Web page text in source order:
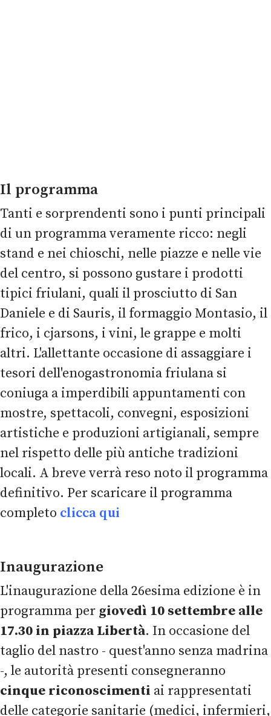
Il programma
Tanti e sorprendenti sono i punti principali
di un programma veramente ricco: negli
stand e nei chioschi, nelle piazze e nelle vie
del centro, si possono gustare i prodotti
tipici friulani, quali il prosciutto di San
Daniele e di Sauris, il formaggio Montasio, il
frico, i cjarsons, i vini, le grappe e molti
altri. L'allettante occasione di assaggiare i
tesori dell'enogastronomia friulana si
coniuga a imperdibili appuntamenti con
mostre, spettacoli, convegni, esposizioni
artistiche e produzioni artigianali, sempre
nel rispetto delle più antiche tradizioni
locali. A breve verrà reso noto il programma
definitivo. Per scaricare il programma
completo clicca qui
Inaugurazione
L'inaugurazione della 26esima edizione è in
programma per giovedì 10 settembre alle
17.30 in piazza Libertà. In occasione del
taglio del nastro - quest'anno senza madrina
-, le autorità presenti consegneranno
cinque riconoscimenti ai rappresentati
delle categorie sanitarie (medici, infermieri,